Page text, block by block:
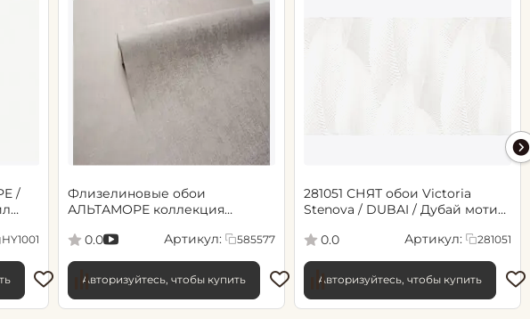
/
HY1001
Флизелиновые обои
АЛЬТАМОРЕ коллекция
0.0
Артикул: 585577
Авторизуйтесь, чтобы купить
281051 СНЯТ обои Victoria
Stenova / DUBAI / Дубай мотив
0.0
Артикул: 281051
Авторизуйтесь, чтобы купить